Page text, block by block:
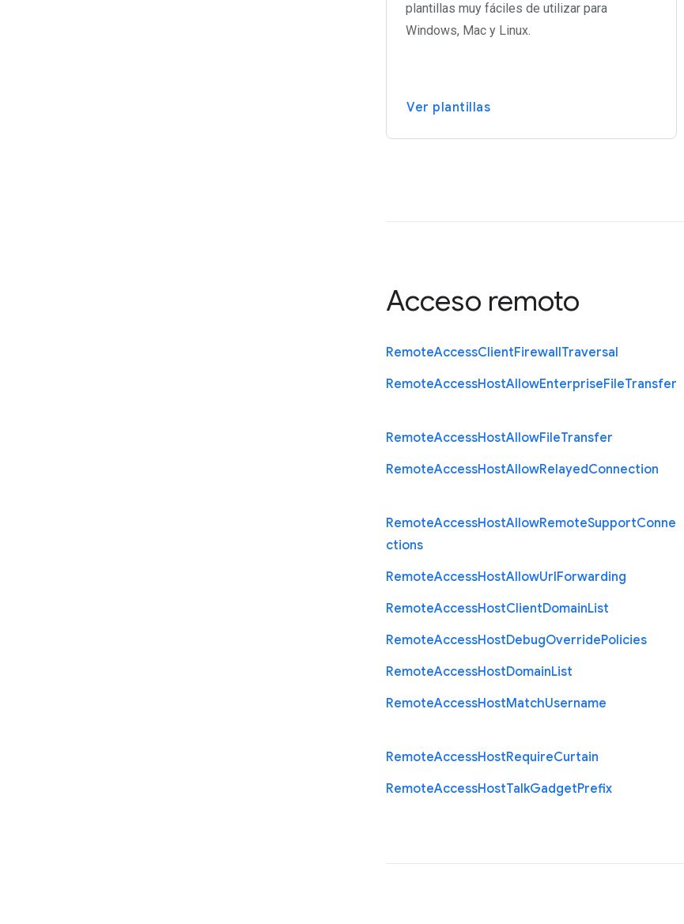
plantillas muy fáciles de utilizar para
Windows, Mac y Linux.
Ver plantillas
Acceso remoto
RemoteAccessClientFirewallTraversal
RemoteAccessHostAllowEnterpriseFileTransfer
RemoteAccessHostAllowFileTransfer
RemoteAccessHostAllowRelayedConnection
RemoteAccessHostAllowRemoteSupportConne
ctions
RemoteAccessHostAllowUrlForwarding
RemoteAccessHostClientDomainList
RemoteAccessHostDebugOverridePolicies
RemoteAccessHostDomainList
RemoteAccessHostMatchUsername
RemoteAccessHostRequireCurtain
RemoteAccessHostTalkGadgetPrefix